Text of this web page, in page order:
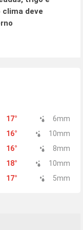
deve
17° 6mm
16° 10mm
16° 8mm
18° 10mm
17° 5mm